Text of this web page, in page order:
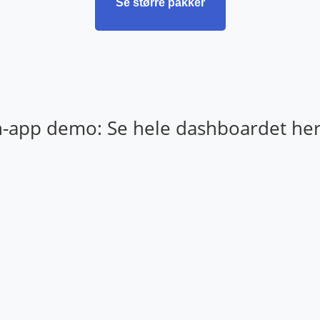
app demo: Se hele dashboardet